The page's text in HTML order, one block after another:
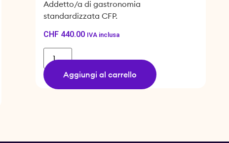
Addetto/a di gastronomia
standardizzata CFP.
CHF440.00 IVA inclusa
Aggiungi al carrello